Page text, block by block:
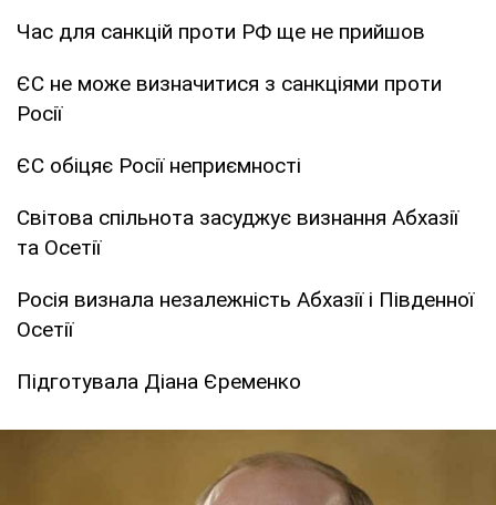
Час для санкцій проти РФ ще не прийшов
ЄС не може визначитися з санкціями проти
Росії
ЄС обіцяє Росії неприємності
Світова спільнота засуджує визнання Абхазії
та Осетії
Росія визнала незалежність Абхазії і Південної
Осетії
Підготувала Діана Єременко